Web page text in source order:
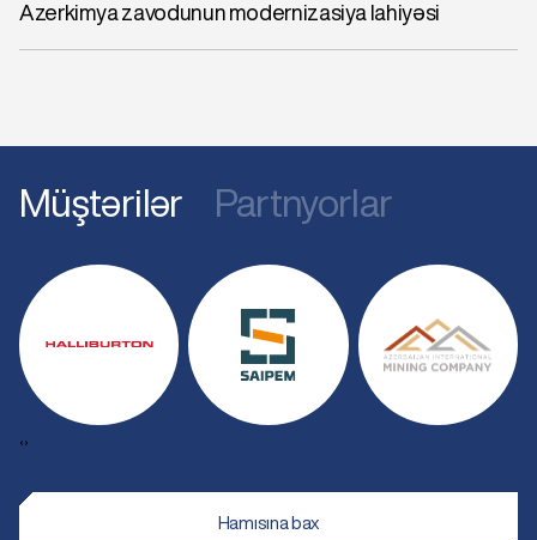
Azerkimya zavodunun modernizasiya lahiyəsi
Müştərilər Partnyorlar
‹›
Hamısına bax